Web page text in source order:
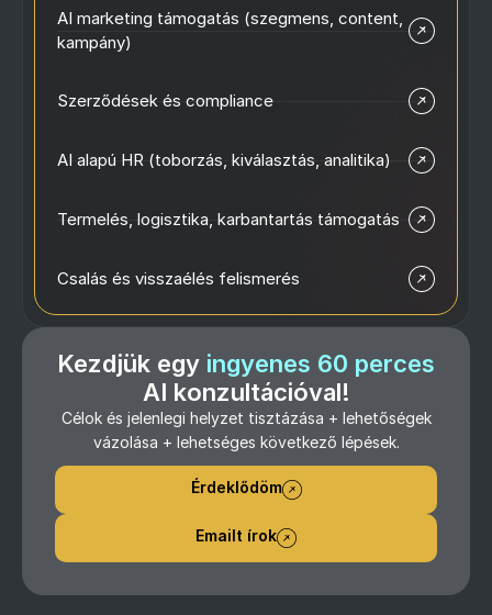
AI marketing támogatás (szegmens, content,
kampány)
Szerződések és compliance
AI alapú HR (toborzás, kiválasztás, analitika)
Termelés, logisztika, karbantartás támogatás
Csalás és visszaélés felismerés
Kezdjük egy ingyenes 60 perces
AI konzultációval!
Célok és jelenlegi helyzet tisztázása + lehetőségek
vázolása + lehetséges következő lépések.
Érdeklődöm
Emailt írok